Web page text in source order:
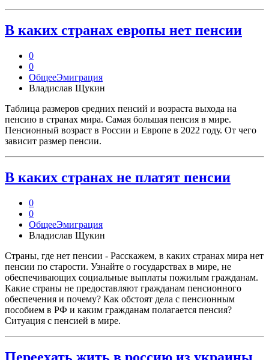
В каких странах европы нет пенсии
0
0
ОбщееЭмиграция
Владислав Щукин
Таблица размеров средних пенсий и возраста выхода на
пенсию в странах мира. Самая большая пенсия в мире.
Пенсионный возраст в России и Европе в 2022 году. От чего
зависит размер пенсии.
В каких странах не платят пенсии
0
0
ОбщееЭмиграция
Владислав Щукин
Страны, где нет пенсии - Расскажем, в каких странах мира нет
пенсии по старости. Узнайте о государствах в мире, не
обеспечивающих социальные выплаты пожилым гражданам.
Какие страны не предоставляют гражданам пенсионного
обеспечения и почему? Как обстоят дела с пенсионным
пособием в РФ и каким гражданам полагается пенсия?
Ситуация с пенсией в мире.